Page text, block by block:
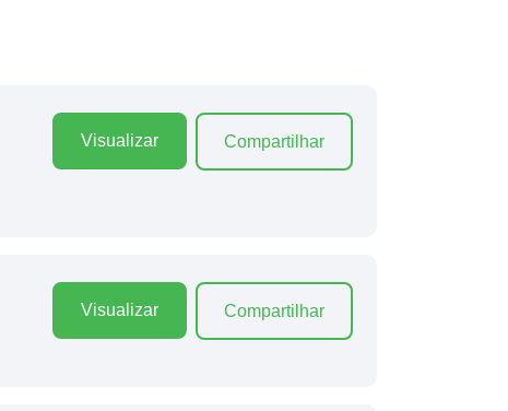
Visualizar Compartilhar
Visualizar Compartilhar